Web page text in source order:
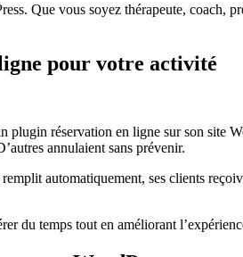
Que vous soyez thérapeute, coach,
pour votre activité
réservation en ligne sur son site
annulaient sans prévenir.
automatiquement, ses clients
du temps tout en améliorant